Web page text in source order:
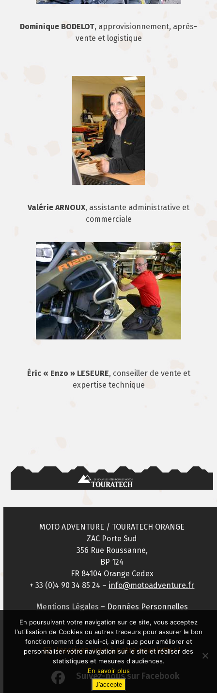
Dominique BODELOT, approvisionnement, après-
vente et logistique
Valérie ARNOUX, assistante administrative et
commerciale
Éric « Enzo » LESEURE, conseiller de vente et
expertise technique
MOTO ADVENTURE / TOURATECH ORANGE
ZAC Porte Sud
356 Rue Roussanne,
BP 124
FR 84104 Orange Cedex
+ 33 (0)4 90 34 85 24 – info@motoadventure.fr
Mentions Légales – Données Personnelles
Inscrivez-vous à notre newsletter !
Suivez-nous sur Facebook
En poursuivant votre navigation sur ce site, vous acceptez
l'utilisation de Cookies ou autres traceurs pour assurer le bon
fonctionnement de celui-ci, ainsi que pour améliorer et
personnaliser votre navigation sur le site et réaliser des
statistiques et mesures d'audiences.
En savoir plus
J'accepte